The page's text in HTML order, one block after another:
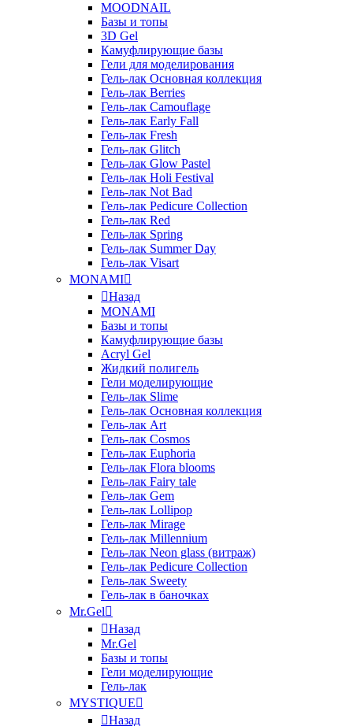
MOODNAIL
Базы и топы
3D Gel
Камуфлирующие базы
Гели для моделирования
Гель-лак Основная коллекция
Гель-лак Berries
Гель-лак Camouflage
Гель-лак Early Fall
Гель-лак Fresh
Гель-лак Glitch
Гель-лак Glow Pastel
Гель-лак Holi Festival
Гель-лак Not Bad
Гель-лак Pedicure Collection
Гель-лак Red
Гель-лак Spring
Гель-лак Summer Day
Гель-лак Visart
MONAMI
Назад
MONAMI
Базы и топы
Камуфлирующие базы
Acryl Gel
Жидкий полигель
Гели моделирующие
Гель-лак Slime
Гель-лак Основная коллекция
Гель-лак Art
Гель-лак Cosmos
Гель-лак Euphoria
Гель-лак Flora blooms
Гель-лак Fairy tale
Гель-лак Gem
Гель-лак Lollipop
Гель-лак Mirage
Гель-лак Millennium
Гель-лак Neon glass (витраж)
Гель-лак Pedicure Collection
Гель-лак Sweety
Гель-лак в баночках
Mr.Gel
Назад
Mr.Gel
Базы и топы
Гели моделирующие
Гель-лак
MYSTIQUE
Назад